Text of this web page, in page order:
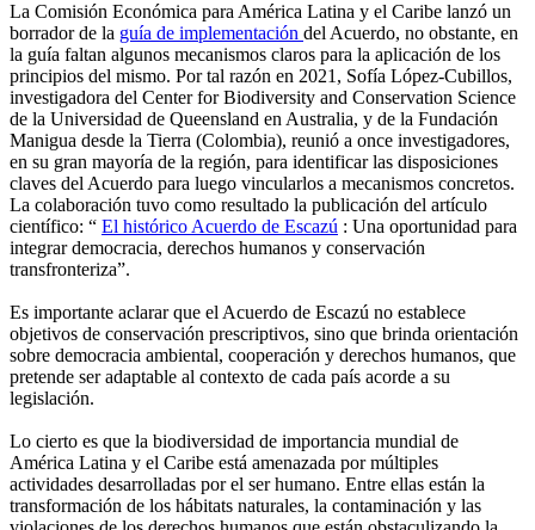
La Comisión Económica para América Latina y el Caribe lanzó un
borrador de la guía de implementación del Acuerdo, no obstante, en
la guía faltan algunos mecanismos claros para la aplicación de los
principios del mismo. Por tal razón en 2021, Sofía López-Cubillos,
investigadora del Center for Biodiversity and Conservation Science
de la Universidad de Queensland en Australia, y de la Fundación
Manigua desde la Tierra (Colombia), reunió a once investigadores,
en su gran mayoría de la región, para identificar las disposiciones
claves del Acuerdo para luego vincularlos a mecanismos concretos.
La colaboración tuvo como resultado la publicación del artículo
científico: “ El histórico Acuerdo de Escazú : Una oportunidad para
integrar democracia, derechos humanos y conservación
transfronteriza”.
Es importante aclarar que el Acuerdo de Escazú no establece
objetivos de conservación prescriptivos, sino que brinda orientación
sobre democracia ambiental, cooperación y derechos humanos, que
pretende ser adaptable al contexto de cada país acorde a su
legislación.
Lo cierto es que la biodiversidad de importancia mundial de
América Latina y el Caribe está amenazada por múltiples
actividades desarrolladas por el ser humano. Entre ellas están la
transformación de los hábitats naturales, la contaminación y las